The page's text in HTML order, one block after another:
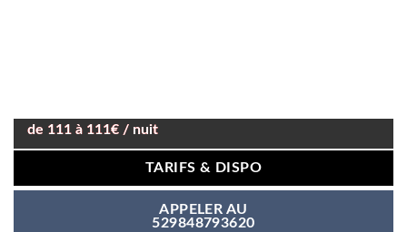
de 111 à 111€ / nuit
TARIFS & DISPO
APPELER AU
529848793620